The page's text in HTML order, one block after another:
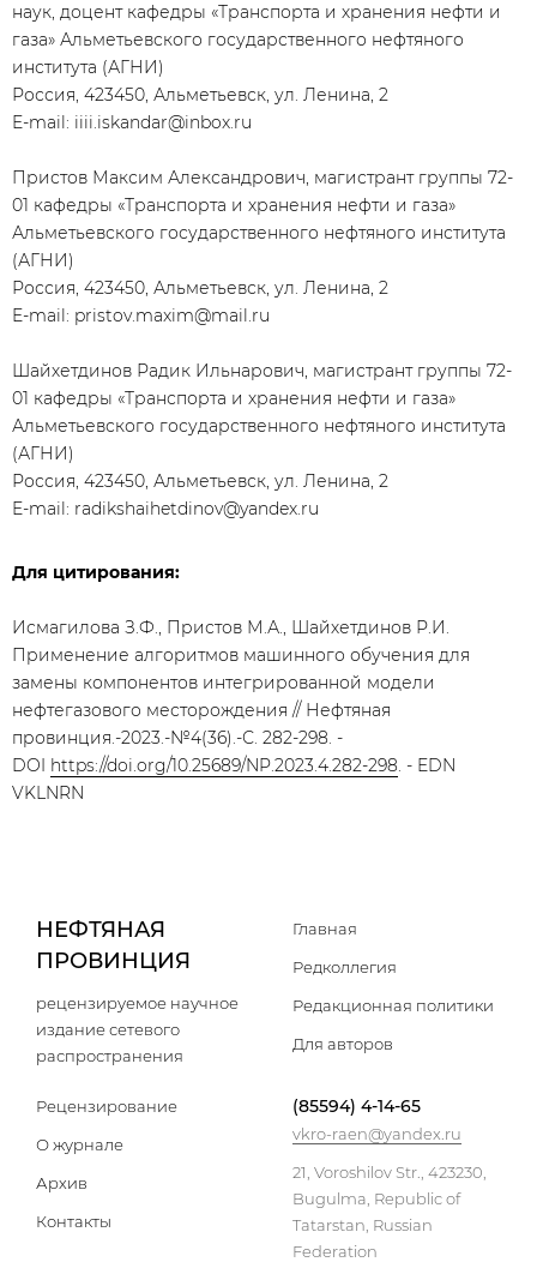
наук, доцент кафедры «Транспорта и хранения нефти и
газа» Альметьевского государственного нефтяного
института (АГНИ)
Россия, 423450, Альметьевск, ул. Ленина, 2
E-mail: iiii.iskandar@inbox.ru
Пристов Максим Александрович, магистрант группы 72-
01 кафедры «Транспорта и хранения нефти и газа»
Альметьевского государственного нефтяного института
(АГНИ)
Россия, 423450, Альметьевск, ул. Ленина, 2
E-mail: pristov.maxim@mail.ru
Шайхетдинов Радик Ильнарович, магистрант группы 72-
01 кафедры «Транспорта и хранения нефти и газа»
Альметьевского государственного нефтяного института
(АГНИ)
Россия, 423450, Альметьевск, ул. Ленина, 2
E-mail: radikshaihetdinov@yandex.ru
Для цитирования:
Исмагилова З.Ф., Пристов М.А., Шайхетдинов Р.И.
Применение алгоритмов машинного обучения для
замены компонентов интегрированной модели
нефтегазового месторождения // Нефтяная
провинция.-2023.-№4(36).-С. 282-298. -
DOI https://doi.org/10.25689/NP.2023.4.282-298. - EDN
VKLNRN
НЕФТЯНАЯ
ПРОВИНЦИЯ
рецензируемое научное
издание сетевого
распространения
Главная
Редколлегия
Редакционная политики
Для авторов
Рецензирование
О журнале
Архив
Контакты
(85594) 4-14-65
vkro-raen@yandex.ru
21, Voroshilov Str., 423230,
Bugulma, Republic of
Tatarstan, Russian
Federation